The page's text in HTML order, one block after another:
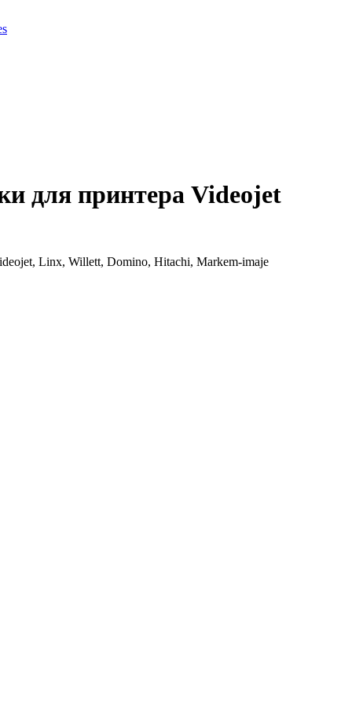
для принтера Videojet
Linx, Willett, Domino, Hitachi, Markem-imaje